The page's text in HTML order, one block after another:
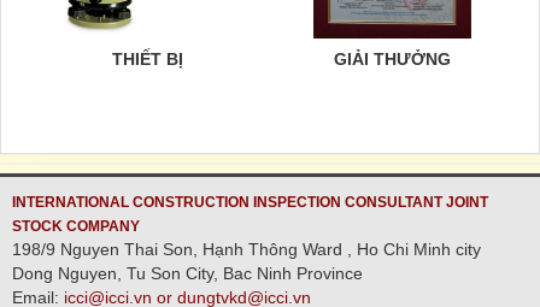
THIẾT BỊ GIẢI THƯỞNG
INTERNATIONAL CONSTRUCTION INSPECTION CONSULTANT JOINT
STOCK COMPANY
198/9 Nguyen Thai Son, Hạnh Thông Ward , Ho Chi Minh city
Dong Nguyen, Tu Son City, Bac Ninh Province
Email: icci@icci.vn or dungtvkd@icci.vn